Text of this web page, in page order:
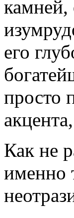
камней,
его
просто
Как не
именно